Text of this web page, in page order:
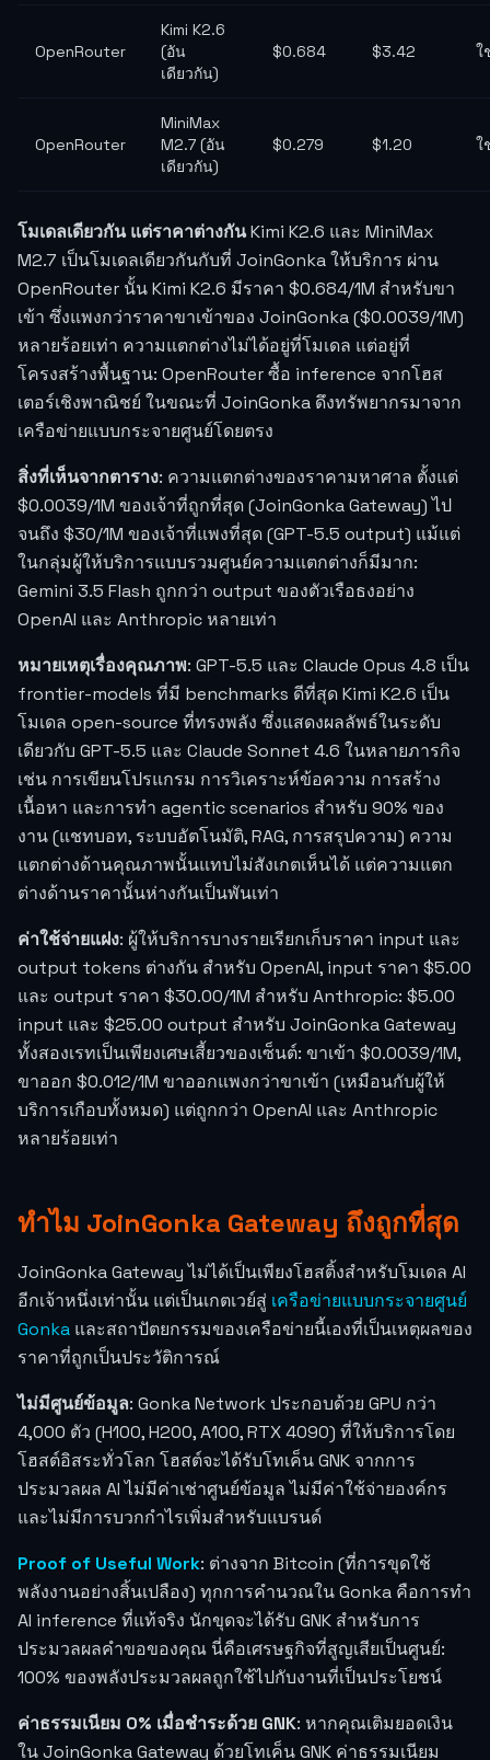
OpenRouter
Kimi K2.6
(อัน
เดียวกัน)
$0.684 $3.42 ใ
OpenRouter
MiniMax
M2.7 (อัน
เดียวกัน)
$0.279 $1.20 ใ
โมเดลเดียวกัน แต่ราคาต่างกันKimi K2.6 และ MiniMax
M2.7 เป็นโมเดลเดียวกันกับที่ JoinGonka ให้บริการ ผ่าน
OpenRouter นั้น Kimi K2.6 มีราคา $0.684/1M สำหรับขา
เข้า ซึ่งแพงกว่าราคาขาเข้าของ JoinGonka ($0.0039/1M)
หลายร้อยเท่า ความแตกต่างไม่ได้อยู่ที่โมเดล แต่อยู่ที่
โครงสร้างพื้นฐาน: OpenRouter ซื้อ inference จากโฮส
เตอร์เชิงพาณิชย์ ในขณะที่ JoinGonka ดึงทรัพยากรมาจาก
เครือข่ายแบบกระจายศูนย์โดยตรง
สิ่งที่เห็นจากตาราง: ความแตกต่างของราคามหาศาล ตั้งแต่
$0.0039/1M ของเจ้าที่ถูกที่สุด (JoinGonka Gateway) ไป
จนถึง $30/1M ของเจ้าที่แพงที่สุด (GPT-5.5 output) แม้แต่
ในกลุ่มผู้ให้บริการแบบรวมศูนย์ความแตกต่างก็มีมาก:
Gemini 3.5 Flash ถูกกว่า output ของตัวเรือธงอย่าง
OpenAI และ Anthropic หลายเท่า
หมายเหตุเรื่องคุณภาพ: GPT-5.5 และ Claude Opus 4.8 เป็น
frontier-models ที่มี benchmarks ดีที่สุด Kimi K2.6 เป็น
โมเดล open-source ที่ทรงพลัง ซึ่งแสดงผลลัพธ์ในระดับ
เดียวกับ GPT-5.5 และ Claude Sonnet 4.6 ในหลายภารกิจ
เช่น การเขียนโปรแกรม การวิเคราะห์ข้อความ การสร้าง
เนื้อหา และการทำ agentic scenarios สำหรับ 90% ของ
งาน (แชทบอท, ระบบอัตโนมัติ, RAG, การสรุปความ) ความ
แตกต่างด้านคุณภาพนั้นแทบไม่สังเกตเห็นได้ แต่ความแตก
ต่างด้านราคานั้นห่างกันเป็นพันเท่า
ค่าใช้จ่ายแฝง: ผู้ให้บริการบางรายเรียกเก็บราคา input และ
output tokens ต่างกัน สำหรับ OpenAI, input ราคา $5.00
และ output ราคา $30.00/1M สำหรับ Anthropic: $5.00
input และ $25.00 output สำหรับ JoinGonka Gateway
ทั้งสองเรทเป็นเพียงเศษเสี้ยวของเซ็นต์: ขาเข้า $0.0039/1M,
ขาออก $0.012/1M ขาออกแพงกว่าขาเข้า (เหมือนกับผู้ให้
บริการเกือบทั้งหมด) แต่ถูกกว่า OpenAI และ Anthropic
หลายร้อยเท่า
ทำไม JoinGonka Gateway ถึงถูกที่สุด
JoinGonka Gateway ไม่ได้เป็นเพียงโฮสติ้งสำหรับโมเดล AI
อีกเจ้าหนึ่งเท่านั้น แต่เป็นเกตเวย์สู่ เครือข่ายแบบกระจายศูนย์
Gonka และสถาปัตยกรรมของเครือข่ายนี้เองที่เป็นเหตุผลของ
ราคาที่ถูกเป็นประวัติการณ์
ไม่มีศูนย์ข้อมูล: Gonka Network ประกอบด้วย GPU กว่า
4,000 ตัว (H100, H200, A100, RTX 4090) ที่ให้บริการโดย
โฮสต์อิสระทั่วโลก โฮสต์จะได้รับโทเค็น GNK จากการ
ประมวลผล AI ไม่มีค่าเช่าศูนย์ข้อมูล ไม่มีค่าใช้จ่ายองค์กร
และไม่มีการบวกกำไรเพิ่มสำหรับแบรนด์
Proof of Useful Work: ต่างจาก Bitcoin (ที่การขุดใช้
พลังงานอย่างสิ้นเปลือง) ทุกการคำนวณใน Gonka คือการทำ
AI inference ที่แท้จริง นักขุดจะได้รับ GNK สำหรับการ
ประมวลผลคำขอของคุณ นี่คือเศรษฐกิจที่สูญเสียเป็นศูนย์:
100% ของพลังประมวลผลถูกใช้ไปกับงานที่เป็นประโยชน์
ค่าธรรมเนียม 0% เมื่อชำระด้วย GNK: หากคุณเติมยอดเงิน
ใน JoinGonka Gateway ด้วยโทเค็น GNK ค่าธรรมเนียม